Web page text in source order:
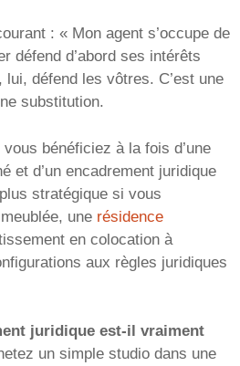
: « Mon agent s’occupe de
défend d’abord ses intérêts
lui, défend les vôtres. C’est une
substitution.
bénéficiez à la fois d’une
et d’un encadrement juridique
stratégique si vous
une résidence
en colocation à
aux règles juridiques
juridique est-il vraiment
un simple studio dans une